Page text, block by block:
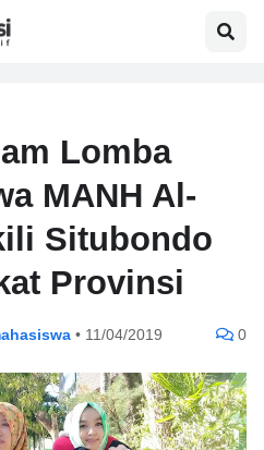
Lomba
MANH Al-
Situbondo
Provinsi
• 11/04/2019 0